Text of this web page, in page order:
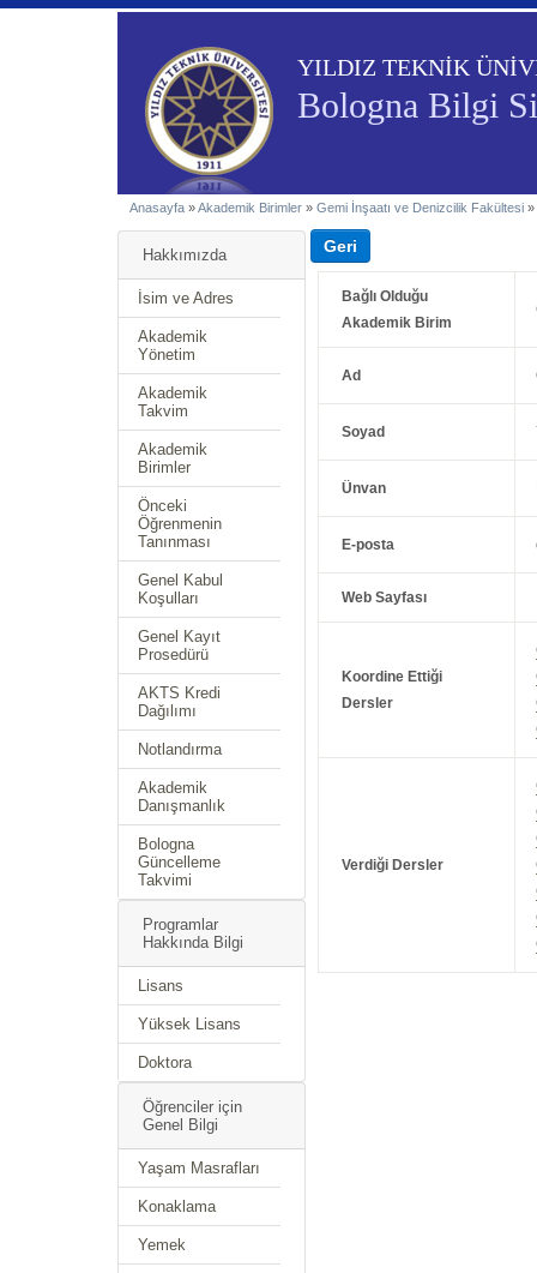
YILDIZ TEKNİK
Bologna Bilgi
Anasayfa »Akademik Birimler » Gemi İnşaatı ve Denizcilik Fakültesi »
Hakkımızda
İsim ve Adres
Akademik
Yönetim
Akademik
Takvim
Akademik
Birimler
Önceki
Öğrenmenin
Tanınması
Genel Kabul
Koşulları
Genel Kayıt
Prosedürü
AKTS Kredi
Dağılımı
Notlandırma
Akademik
Danışmanlık
Bologna
Güncelleme
Takvimi
Programlar
Hakkında Bilgi
Lisans
Yüksek Lisans
Doktora
Öğrenciler için
Genel Bilgi
Yaşam Masrafları
Konaklama
Yemek
Bağlı Olduğu
Akademik Birim
Ad
Soyad
Ünvan
E-posta
Web Sayfası
Koordine Ettiği
Dersler
Verdiği Dersler